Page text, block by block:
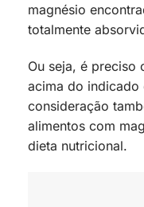
magnésio
totalmente
Ou seja, é preciso
acima do indicado
consideração
alimentos com
dieta nutricional.